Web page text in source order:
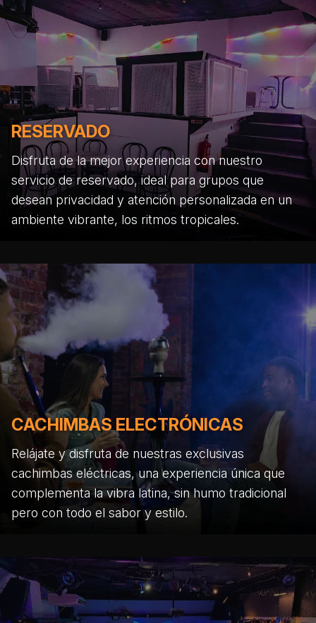
RESERVADO
Disfruta de la mejor experiencia con nuestro
servicio de reservado, ideal para grupos que
desean privacidad y atención personalizada en un
ambiente vibrante, los ritmos tropicales.
CACHIMBAS ELECTRÓNICAS
Relájate y disfruta de nuestras exclusivas
cachimbas eléctricas, una experiencia única que
complementa la vibra latina, sin humo tradicional
pero con todo el sabor y estilo.